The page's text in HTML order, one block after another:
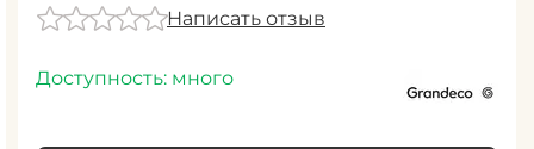
Написать отзыв
Доступность: много